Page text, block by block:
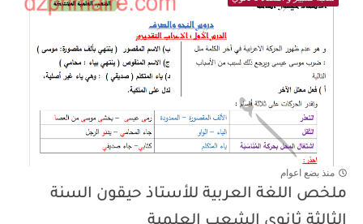
منذ بضع اعوام
ملخص اللغة العربية للأستاذ حيقون السنة